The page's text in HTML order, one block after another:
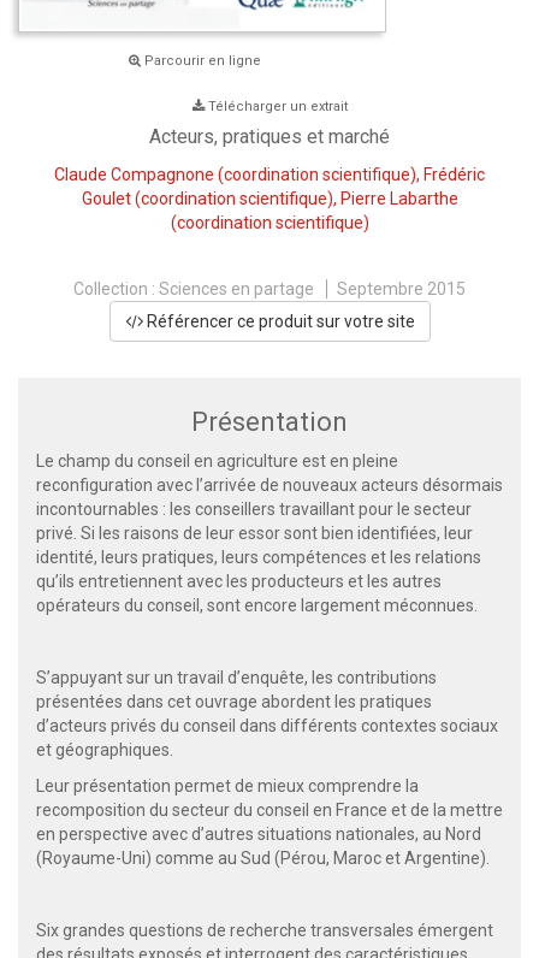
Parcourir en ligne
Télécharger un extrait
Acteurs, pratiques et marché
Claude Compagnone (coordination scientifique), Frédéric
Goulet(coordination scientifique), Pierre Labarthe
(coordination scientifique)
Collection : Sciences en partage
Septembre 2015
Référencer ce produit sur votre site
Présentation
Le champ du conseil en agriculture est en pleine
reconfiguration avec l’arrivée de nouveaux acteurs désormais
incontournables : les conseillers travaillant pour le secteur
privé. Si les raisons de leur essor sont bien identifiées, leur
identité, leurs pratiques, leurs compétences et les relations
qu’ils entretiennent avec les producteurs et les autres
opérateurs du conseil, sont encore largement méconnues.
S’appuyant sur un travail d’enquête, les contributions
présentées dans cet ouvrage abordent les pratiques
d’acteurs privés du conseil dans différents contextes sociaux
et géographiques.
Leur présentation permet de mieux comprendre la
recomposition du secteur du conseil en France et de la mettre
en perspective avec d’autres situations nationales, au Nord
(Royaume-Uni) comme au Sud (Pérou, Maroc et Argentine).
Six grandes questions de recherche transversales émergent